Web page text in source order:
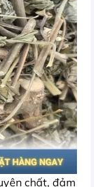
chất, đảm